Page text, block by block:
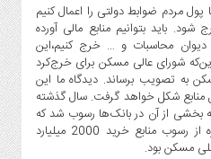
مردم ضوابط دولتی را اعمال کنیم
باید بتوانیم منابع مالی آورده
محاسبات و … خرج کنیم،‌این
شورای عالی مسکن برای خرج‌کرد
به تصویب برساند. دیدگاه ما این
شکل خواهد گرفت. سال گذشته
تومان که بخشی از آن در بانک‌ها رسوب شد که
بانک‌ها از آن سود بردند. یک فقره از رسوب منابع خرید 2000 میلیارد
مسکن بود.